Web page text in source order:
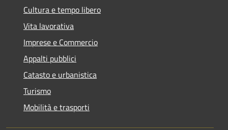
Cultura e tempo libero
Vita lavorativa
Imprese e Commercio
Appalti pubblici
Catasto e urbanistica
Turismo
Mobilità e trasporti